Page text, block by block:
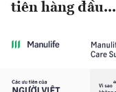
tiên hàng đầu...